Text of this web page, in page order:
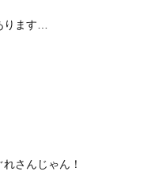
ります…
さんじゃん！